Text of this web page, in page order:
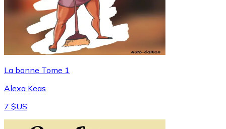
La bonne Tome 1
Alexa Keas
7 $US